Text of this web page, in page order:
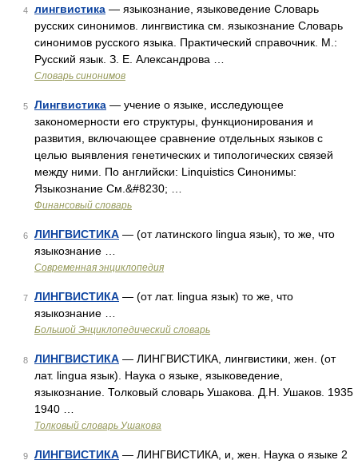
4 лингвистика — языкознание, языковедение Словарь
русских синонимов. лингвистика см. языкознание Словарь
синонимов русского языка. Практический справочник. М.:
Русский язык. З. Е. Александрова …
Словарь синонимов
5 Лингвистика — учение о языке, исследующее
закономерности его структуры, функционирования и
развития, включающее сравнение отдельных языков с
целью выявления генетических и типологических связей
между ними. По английски: Linquistics Синонимы:
Языкознание См.&#8230; …
Финансовый словарь
6 ЛИНГВИСТИКА — (от латинского lingua язык), то же, что
языкознание …
Современная энциклопедия
7 ЛИНГВИСТИКА — (от лат. lingua язык) то же, что
языкознание …
Большой Энциклопедический словарь
8 ЛИНГВИСТИКА — ЛИНГВИСТИКА, лингвистики, жен. (от
лат. lingua язык). Наука о языке, языковедение,
языкознание. Толковый словарь Ушакова. Д.Н. Ушаков. 1935
1940 …
Толковый словарь Ушакова
9 ЛИНГВИСТИКА — ЛИНГВИСТИКА, и, жен. Наука о языке 2